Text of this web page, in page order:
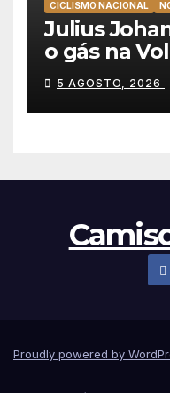
CICLISMO NACIONAL
Julius
o gás na
lidera
Team
5 AGOSTO, 2026
Proudly powered by